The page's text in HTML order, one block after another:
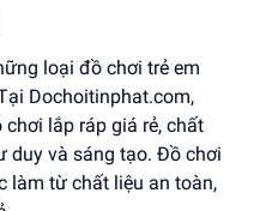
loại đồ chơi trẻ em
Dochoitinphat.com,
lắp ráp giá rẻ, chất
duy và sáng tạo. Đồ chơi
làm từ chất liệu an toàn,